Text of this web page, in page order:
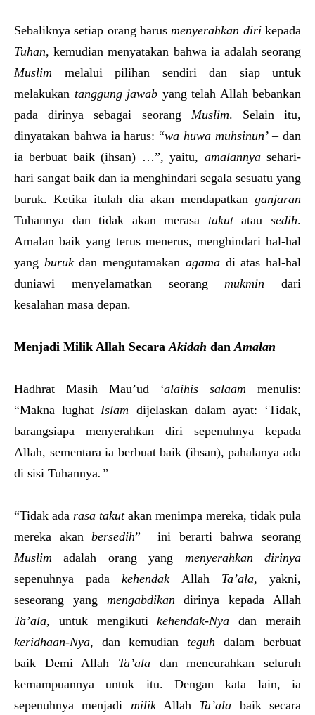
Sebaliknya setiap orang harusmenyerahkan dirikepada
Tuhan, kemudian menyatakan bahwa ia adalah seorang
Muslim melalui pilihan sendiri dan siap untuk
melakukan tanggung jawab yang telah Allah bebankan
pada dirinya sebagai seorang Muslim. Selain itu,
dinyatakan bahwa ia harus: “wa huwa muhsinun’– dan
ia berbuat baik (ihsan) …”, yaitu, amalannyasehari-
hari sangat baik dan ia menghindari segala sesuatu yang
buruk. Ketika itulah dia akan mendapatkan ganjaran
Tuhannya dan tidak akan merasa takutatausedih.
Amalan baik yang terus menerus, menghindari hal-hal
yang burukdan mengutamakan agamadi atas hal-hal
duniawi menyelamatkan seorangmukmin dari
kesalahan masa depan.
Menjadi Milik Allah SecaraAkidah danAmalan
Hadhrat Masih Mau’ud ‘alaihis salaam menulis:
“Makna lughatIslam dijelaskan dalam ayat: ‘Tidak,
barangsiapa menyerahkan diri sepenuhnya kepada
Allah, sementara ia berbuat baik (ihsan), pahalanya ada
di sisi Tuhannya. ”
“Tidak ada rasa takutakan menimpa mereka, tidak pula
mereka akanbersedih” ini berarti bahwa seorang
Muslim adalah orang yang menyerahkan dirinya
sepenuhnya padakehendak Allah Ta’ala, yakni,
seseorang yang mengabdikan dirinya kepada Allah
Ta’ala, untuk mengikutikehendak-Nya dan meraih
keridhaan-Nya, dan kemudian teguh dalam berbuat
baik Demi Allah Ta’ala dan mencurahkan seluruh
kemampuannya untuk itu. Dengan kata lain, ia
sepenuhnya menjadi milikAllah Ta’ala baik secara